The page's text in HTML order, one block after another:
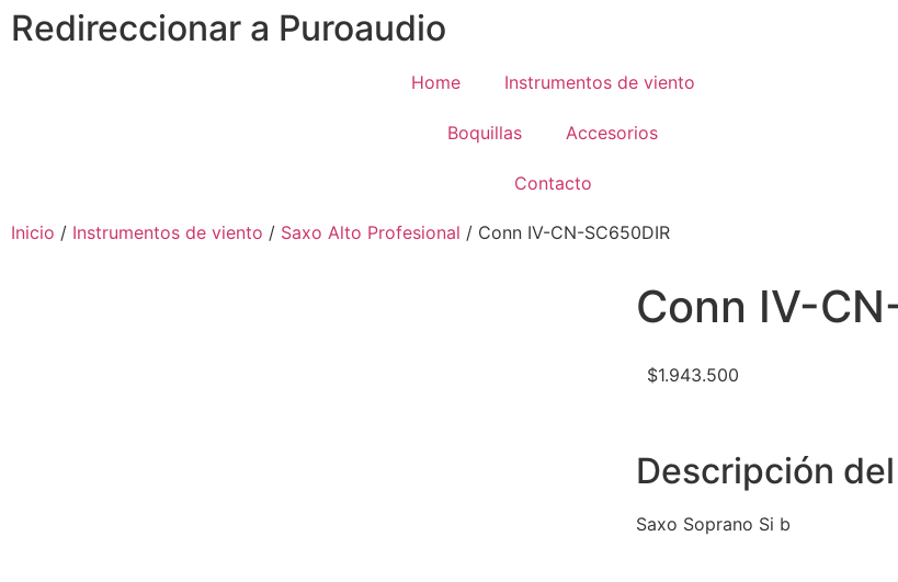
Redireccionar a Puroaudio
Home Instrumentos de viento
Boquillas Accesorios
Contacto
Inicio / Instrumentos de viento / Saxo Alto Profesional / Conn IV-CN-SC650DIR
Conn IV-
$1.943.500
Descripción
Saxo Soprano Si b